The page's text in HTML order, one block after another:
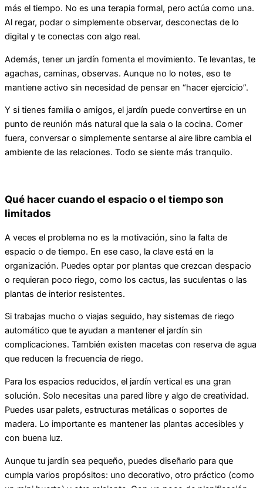
más el tiempo. No es una terapia formal, pero actúa como una.
Al regar, podar o simplemente observar, desconectas de lo
digital y te conectas con algo real.
Además, tener un jardín fomenta el movimiento. Te levantas, te
agachas, caminas, observas. Aunque no lo notes, eso te
mantiene activo sin necesidad de pensar en “hacer ejercicio”.
Y si tienes familia o amigos, el jardín puede convertirse en un
punto de reunión más natural que la sala o la cocina. Comer
fuera, conversar o simplemente sentarse al aire libre cambia el
ambiente de las relaciones. Todo se siente más tranquilo.
Qué hacer cuando el espacio o el tiempo son
limitados
A veces el problema no es la motivación, sino la falta de
espacio o de tiempo. En ese caso, la clave está en la
organización. Puedes optar por plantas que crezcan despacio
o requieran poco riego, como los cactus, las suculentas o las
plantas de interior resistentes.
Si trabajas mucho o viajas seguido, hay sistemas de riego
automático que te ayudan a mantener el jardín sin
complicaciones. También existen macetas con reserva de agua
que reducen la frecuencia de riego.
Para los espacios reducidos, el jardín vertical es una gran
solución. Solo necesitas una pared libre y algo de creatividad.
Puedes usar palets, estructuras metálicas o soportes de
madera. Lo importante es mantener las plantas accesibles y
con buena luz.
Aunque tu jardín sea pequeño, puedes diseñarlo para que
cumpla varios propósitos: uno decorativo, otro práctico (como